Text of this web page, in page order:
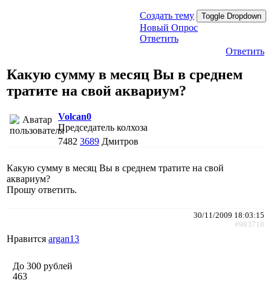
Создать тему Toggle Dropdown
Новый Опрос
Ответить
Ответить
Какую сумму в месяц Вы в среднем
тратите на свой аквариум?
Volcan0
Председатель колхоза
7482 3689 Дмитров
Какую сумму в месяц Вы в среднем тратите на свой
аквариум?
Прошу ответить.
30/11/2009 18:03:15
#983718
Нравится argan13
До 300 рублей
463